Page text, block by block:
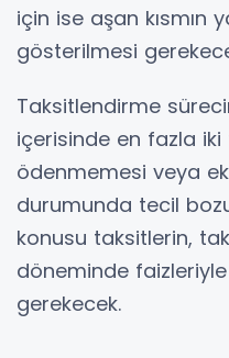
için ise aşan kısmın
gösterilmesi
Taksitlendirme
içerisinde en fazla
ödenmemesi veya
durumunda tecil
konusu taksitlerin,
döneminde
gerekecek.